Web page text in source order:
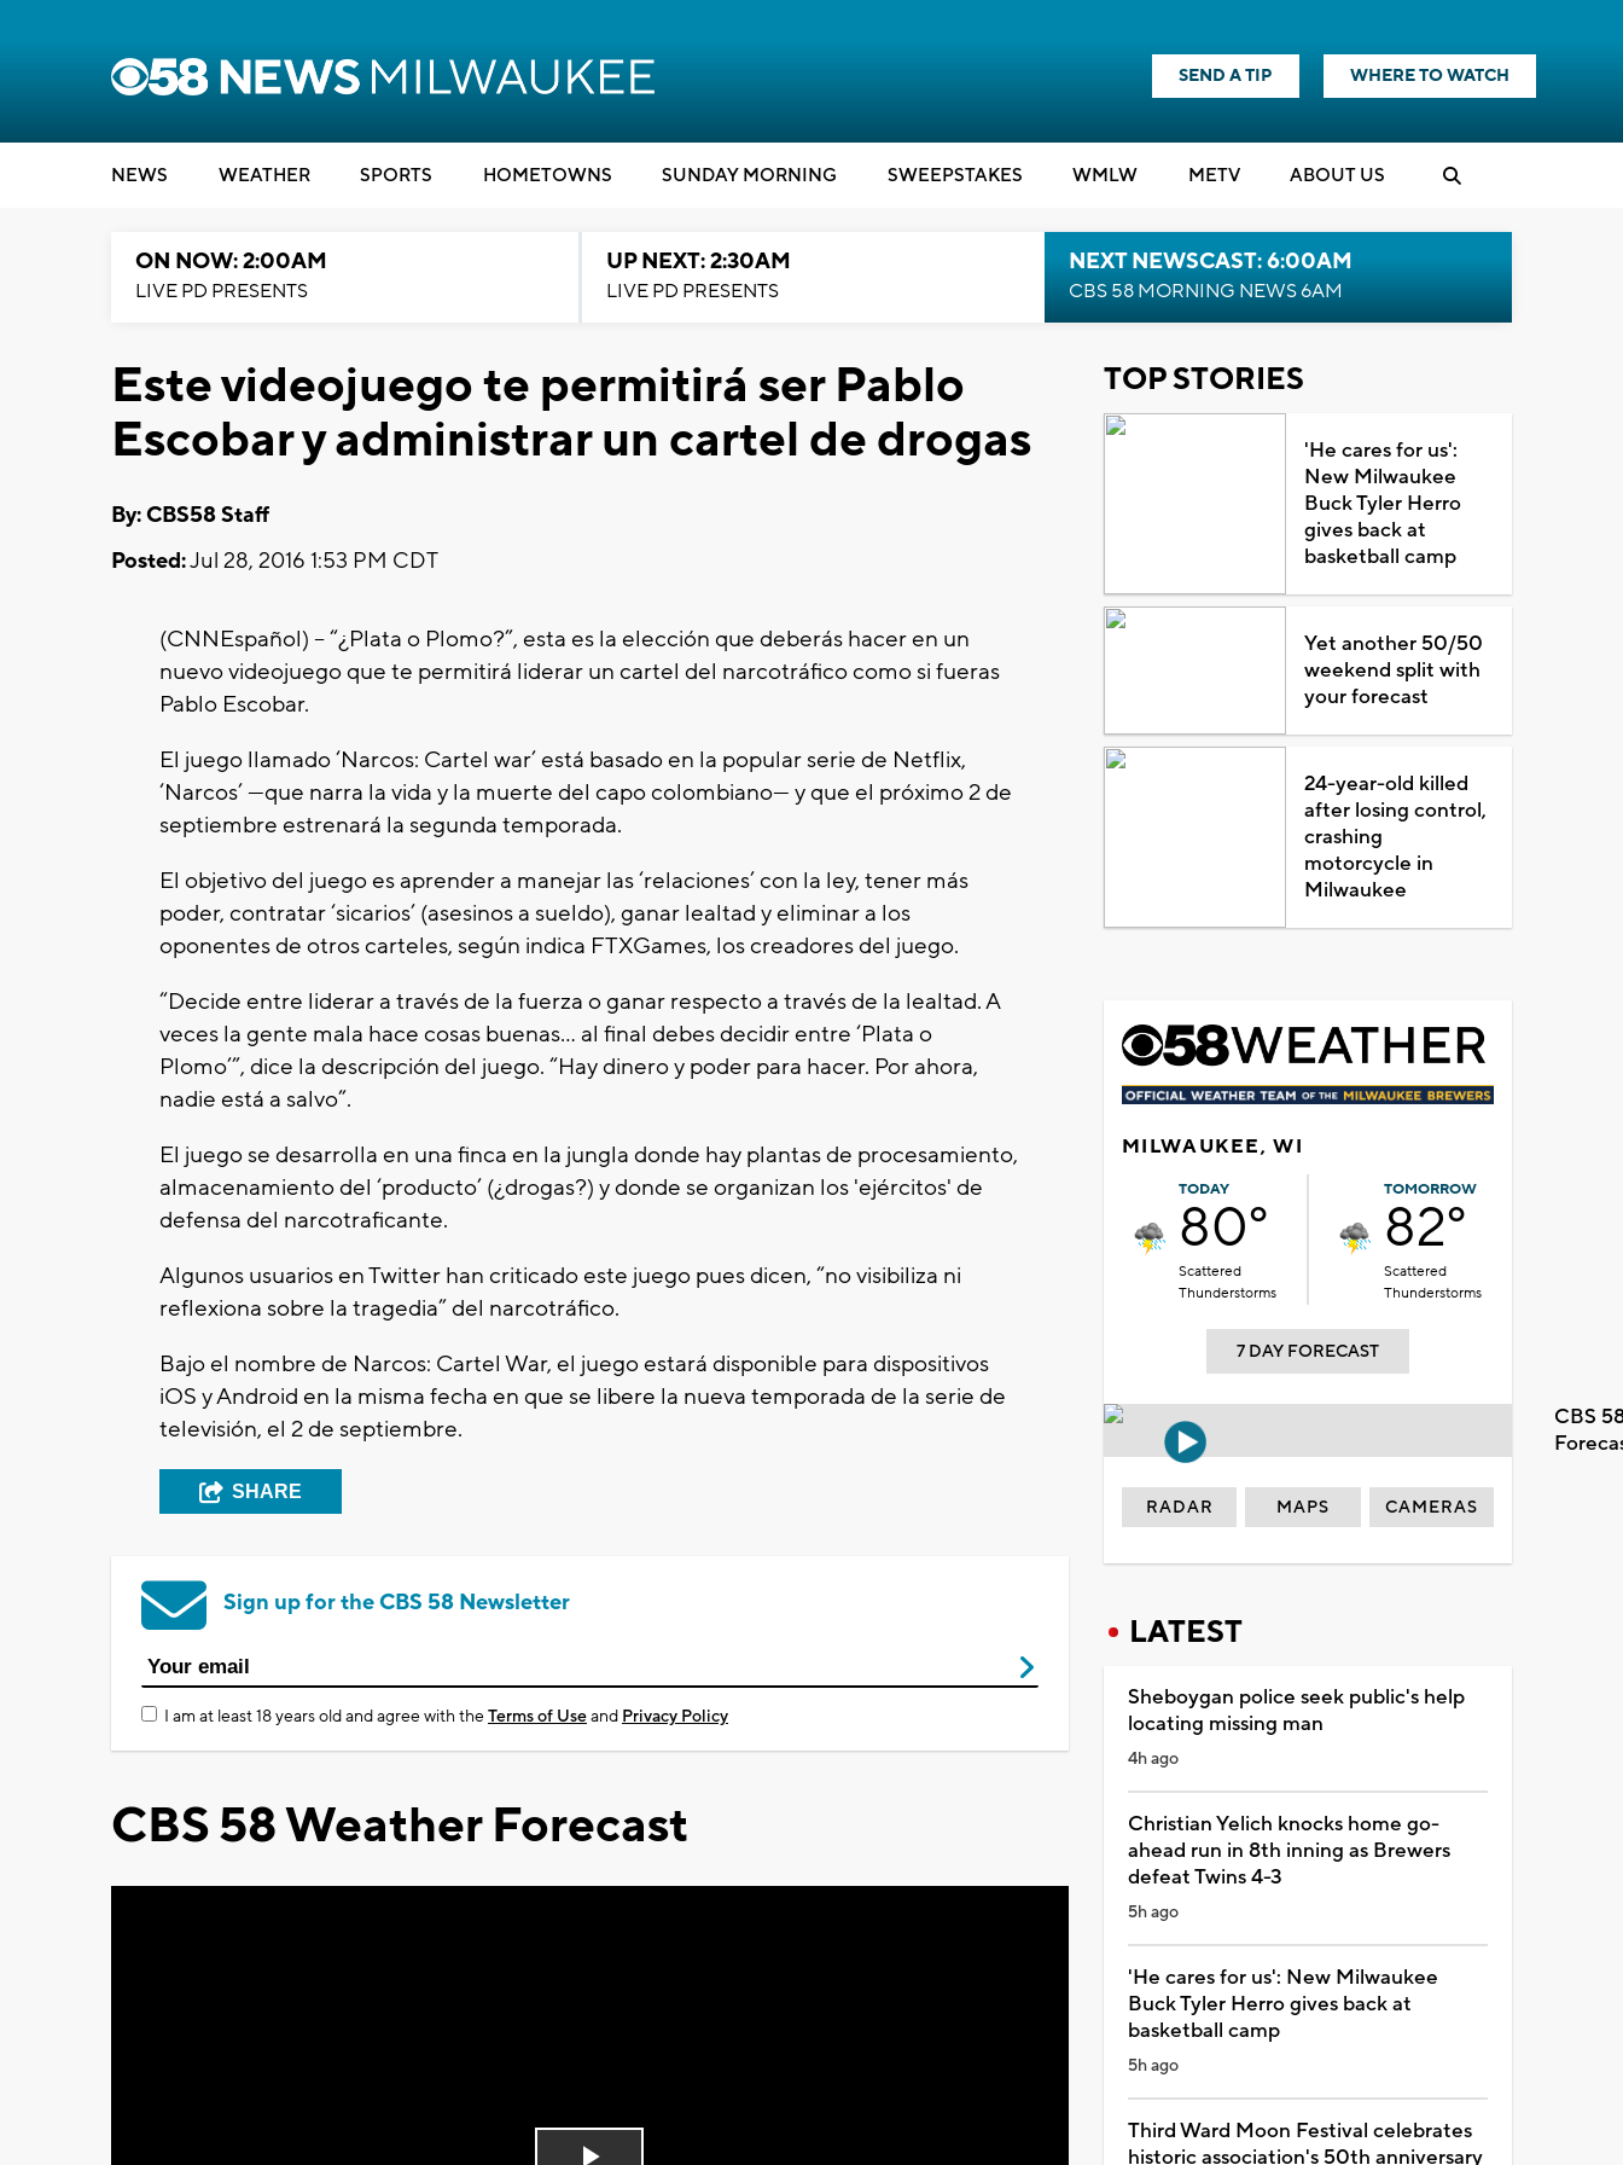
SEND A TIP WHERE TO WATCH
NEWS WEATHER SPORTS HOMETOWNS SUNDAY MORNING SWEEPSTAKES WMLW METV ABOUT US
ON NOW: 2:00AM
LIVE PD PRESENTS
UP NEXT: 2:30AM
LIVE PD PRESENTS
NEXT NEWSCAST: 6:00AM
CBS 58 MORNING NEWS 6AM
Este videojuego te permitirá ser Pablo
Escobar y administrar un cartel de drogas
By: CBS58 Staff
Posted:Jul 28, 2016 1:53 PM CDT
(CNNEspañol) -- “¿Plata o Plomo?”, esta es la elección que deberás hacer en un
nuevo videojuego que te permitirá liderar un cartel del narcotráfico como si fueras
Pablo Escobar.
El juego llamado ‘Narcos: Cartel war’ está basado en la popular serie de Netflix,
‘Narcos’ —que narra la vida y la muerte del capo colombiano— y que el próximo 2 de
septiembre estrenará la segunda temporada.
El objetivo del juego es aprender a manejar las ‘relaciones’ con la ley, tener más
poder, contratar ‘sicarios’ (asesinos a sueldo), ganar lealtad y eliminar a los
oponentes de otros carteles, según indica FTXGames, los creadores del juego.
“Decide entre liderar a través de la fuerza o ganar respecto a través de la lealtad. A
veces la gente mala hace cosas buenas… al final debes decidir entre ‘Plata o
Plomo’”, dice la descripción del juego. “Hay dinero y poder para hacer. Por ahora,
nadie está a salvo”.
El juego se desarrolla en una finca en la jungla donde hay plantas de procesamiento,
almacenamiento del ‘producto’ (¿drogas?) y donde se organizan los 'ejércitos' de
defensa del narcotraficante.
Algunos usuarios en Twitter han criticado este juego pues dicen, “no visibiliza ni
reflexiona sobre la tragedia” del narcotráfico.
Bajo el nombre de Narcos: Cartel War, el juego estará disponible para dispositivos
iOS y Android en la misma fecha en que se libere la nueva temporada de la serie de
televisión, el 2 de septiembre.
SHARE
Sign up for the CBS 58 Newsletter
I am at least 18 years old and agree with theTerms of Useand Privacy Policy
CBS 58 Weather Forecast
TOP STORIES
'He cares for us':
New Milwaukee
Buck Tyler Herro
gives back at
basketball camp
Yet another 50/50
weekend split with
your forecast
24-year-old killed
after losing control,
crashing
motorcycle in
Milwaukee
MILWAUKEE, WI
TODAY
80°
Scattered
Thunderstorms
TOMORROW
82°
Scattered
Thunderstorms
7 DAY FORECAST
CBS
RADAR MAPS CAMERAS
LATEST
Sheboygan police seek public's help
locating missing man
4h ago
Christian Yelich knocks home go-
ahead run in 8th inning as Brewers
defeat Twins 4-3
5h ago
'He cares for us': New Milwaukee
Buck Tyler Herro gives back at
basketball camp
5h ago
Third Ward Moon Festival celebrates
historic association's 50th anniversary